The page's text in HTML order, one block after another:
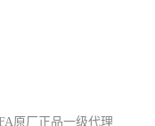
原厂正品一级代理